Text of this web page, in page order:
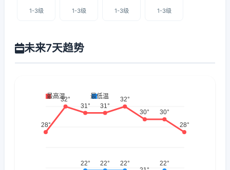
1-3级 1-3级 1-3级 1-3级
未来7天趋势